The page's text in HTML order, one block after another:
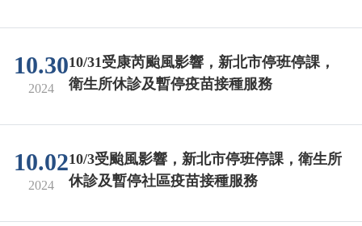
10.30
2024
10/31受康芮颱風影響，新北市停班停課，
衛生所休診及暫停疫苗接種服務
10.02
2024
10/3受颱風影響，新北市停班停課，衛生所
休診及暫停社區疫苗接種服務